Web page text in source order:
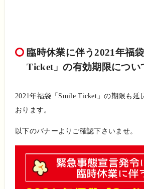
臨時休業に伴う2021年福
Ticket」の有効期限につい
2021年福袋「Smile Ticket」の期限も延
おります。
以下のバナーよりご確認下さいませ。